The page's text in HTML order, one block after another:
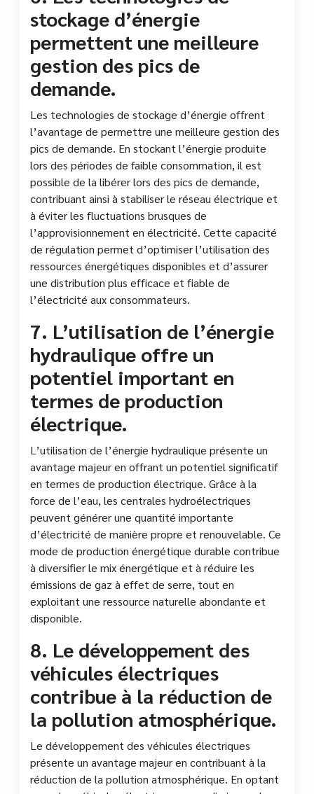
stockage d’énergie
permettent une meilleure
gestion des pics de
demande.
Les technologies de stockage d’énergie offrent
l’avantage de permettre une meilleure gestion des
pics de demande. En stockant l’énergie produite
lors des périodes de faible consommation, il est
possible de la libérer lors des pics de demande,
contribuant ainsi à stabiliser le réseau électrique et
à éviter les fluctuations brusques de
l’approvisionnement en électricité. Cette capacité
de régulation permet d’optimiser l’utilisation des
ressources énergétiques disponibles et d’assurer
une distribution plus efficace et fiable de
l’électricité aux consommateurs.
7. L’utilisation de l’énergie
hydraulique offre un
potentiel important en
termes de production
électrique.
L’utilisation de l’énergie hydraulique présente un
avantage majeur en offrant un potentiel significatif
en termes de production électrique. Grâce à la
force de l’eau, les centrales hydroélectriques
peuvent générer une quantité importante
d’électricité de manière propre et renouvelable. Ce
mode de production énergétique durable contribue
à diversifier le mix énergétique et à réduire les
émissions de gaz à effet de serre, tout en
exploitant une ressource naturelle abondante et
disponible.
8. Le développement des
véhicules électriques
contribue à la réduction de
la pollution atmosphérique.
Le développement des véhicules électriques
présente un avantage majeur en contribuant à la
réduction de la pollution atmosphérique. En optant